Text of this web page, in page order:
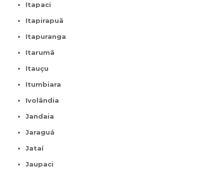
Itapaci
Itapirapuã
Itapuranga
Itarumã
Itauçu
Itumbiara
Ivolândia
Jandaia
Jaraguá
Jataí
Jaupaci